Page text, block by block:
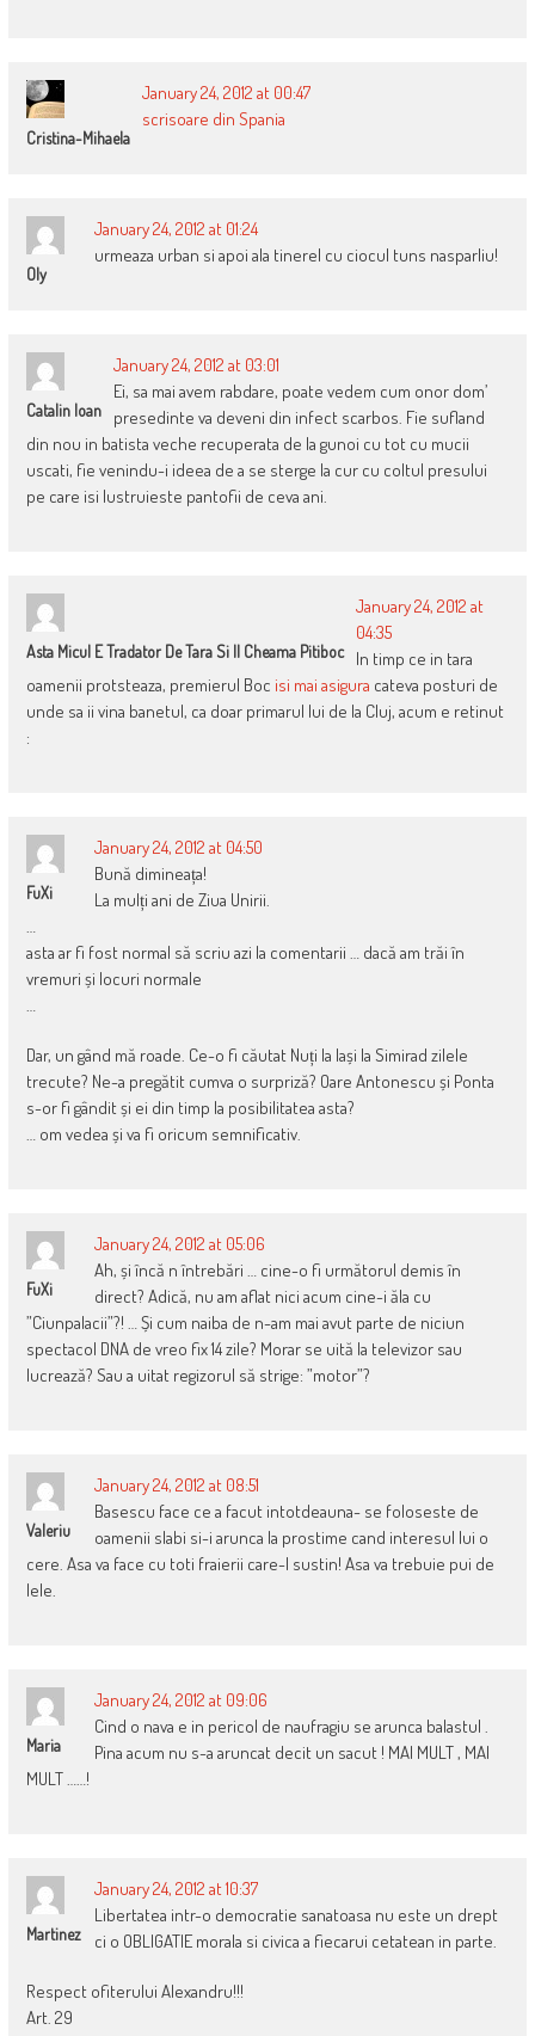
Cristina-Mihaela
January 24, 2012 at 00:47
scrisoare din Spania
Oly
January 24, 2012 at 01:24
urmeaza urban si apoi ala tinerel cu ciocul tuns nasparliu!
Catalin Ioan
January 24, 2012 at 03:01
Ei, sa mai avem rabdare, poate vedem cum onor dom’
presedinte va deveni din infect scarbos. Fie sufland
din nou in batista veche recuperata de la gunoi cu tot cu mucii
uscati, fie venindu-i ideea de a se sterge la cur cu coltul presului
pe care isi lustruieste pantofii de ceva ani.
Asta Micul E Tradator De Tara Si Il Cheama Pitiboc
January 24, 2012 at
04:35
In timp ce in tara
oamenii protsteaza, premierul Boc isi mai asigura cateva posturi de
unde sa ii vina banetul, ca doar primarul lui de la Cluj, acum e retinut
:
FuXi
January 24, 2012 at 04:50
Bună dimineața!
La mulți ani de Ziua Unirii.
…
asta ar fi fost normal să scriu azi la comentarii … dacă am trăi în
vremuri și locuri normale
…
Dar, un gând mă roade. Ce-o fi căutat Nuți la Iași la Simirad zilele
trecute? Ne-a pregătit cumva o surpriză? Oare Antonescu și Ponta
s-or fi gândit și ei din timp la posibilitatea asta?
… om vedea și va fi oricum semnificativ.
FuXi
January 24, 2012 at 05:06
Ah, și încă n întrebări … cine-o fi următorul demis în
direct? Adică, nu am aflat nici acum cine-i ăla cu
”Ciunpalacii”?! … Și cum naiba de n-am mai avut parte de niciun
spectacol DNA de vreo fix 14 zile? Morar se uită la televizor sau
lucrează? Sau a uitat regizorul să strige: ”motor”?
Valeriu
January 24, 2012 at 08:51
Basescu face ce a facut intotdeauna- se foloseste de
oamenii slabi si-i arunca la prostime cand interesul lui o
cere. Asa va face cu toti fraierii care-l sustin! Asa va trebuie pui de
lele.
Maria
January 24, 2012 at 09:06
Cind o nava e in pericol de naufragiu se arunca balastul .
Pina acum nu s-a aruncat decit un sacut ! MAI MULT , MAI
MULT ……!
Martinez
January 24, 2012 at 10:37
Libertatea intr-o democratie sanatoasa nu este un drept
ci o OBLIGATIE morala si civica a fiecarui cetatean in parte.
Respect ofiterului Alexandru!!!
Art. 29